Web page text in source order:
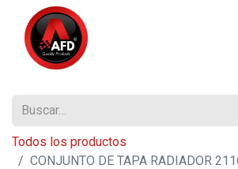
Todos los productos
CONJUNTO DE TAPA RADIADOR